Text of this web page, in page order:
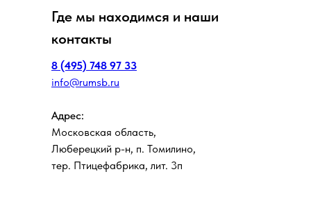
Где мы находимся и наши
контакты
8 (495) 748 97 33
info@rumsb.ru
Адрес:
Московская область,
Люберецкий р-н, п. Томилино,
тер. Птицефабрика, лит. 3п